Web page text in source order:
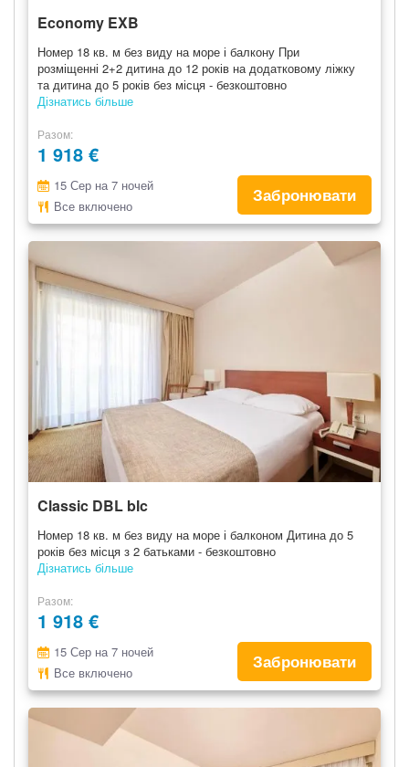
Economy EXB
Номер 18 кв. м без виду на море і балкону При
розміщенні 2+2 дитина до 12 років на додатковому ліжку
та дитина до 5 років без місця - безкоштовно
Дізнатись більше
Разом
1 918 €
15 Сер на 7 ночей
Все включено
Забронювати
Classic DBL blc
Номер 18 кв. м без виду на море і балконом Дитина до 5
років без місця з 2 батьками - безкоштовно
Дізнатись більше
Разом
1 918 €
15 Сер на 7 ночей
Все включено
Забронювати